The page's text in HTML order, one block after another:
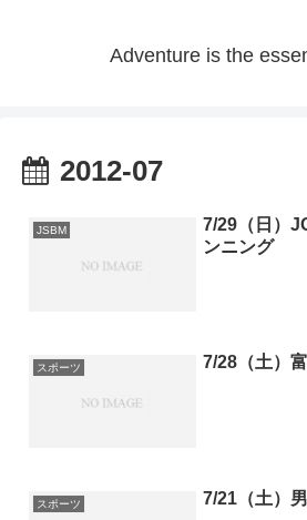
Adventure is the
2012-07
JSBM
7/29（日）
ンニング
スポーツ 7/28（土）
スポーツ 7/21（土）